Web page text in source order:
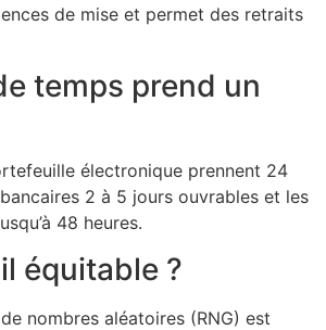
de mise et permet des retraits
temps prend un
électronique prennent 24
2 à 5 jours ouvrables et les
48 heures.
équitable ?
nombres aléatoires (RNG) est